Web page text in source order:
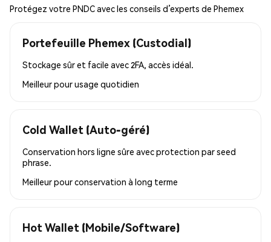
Protégez votre PNDC avec les conseils d’experts de Phemex
Portefeuille Phemex (Custodial)
Stockage sûr et facile avec 2FA, accès idéal.
Meilleur pourusage quotidien
Cold Wallet (Auto-géré)
Conservation hors ligne sûre avec protection par seed
phrase.
Meilleur pourconservation à long terme
Hot Wallet (Mobile/Software)